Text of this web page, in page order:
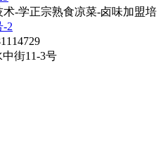
-学正宗熟食凉菜-卤味加盟培
-2
街11-3号